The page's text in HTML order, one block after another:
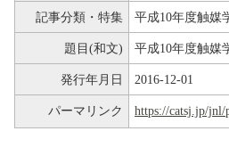
記事分類・特集 平成10年度触媒
題目(和文) 平成10年度触媒
発行年月日 2016-12-01
パーマリンク https://catsj.jp/jnl/